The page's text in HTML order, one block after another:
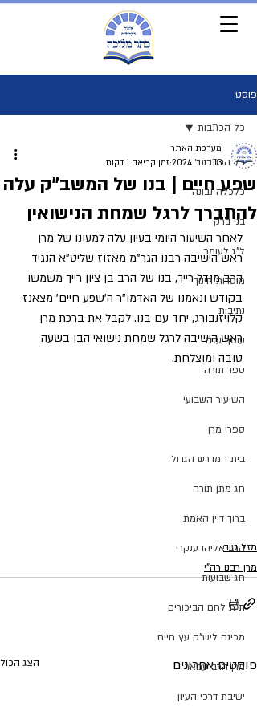
פוסט
כל הכתבות
כלכלה נבונה
בני ברק
ל"ג לעומר
מוסדות חינוך
נתיבות
עוטף עזה
ספר תורה
השיעור השבועי
ספרי מרן
בית המדרש הגדול
חג מתן תורה
ברוך דיין האמת
הרב אליהו ענקרי
חג שבועות
ת"ת לחם הביכורים
מכינה ליש"ק עץ חיים
מרן הרב עמאר
ישיבת דרכי העיון
כל הכתבות
שפע חיים | בנו של המשב"ק עלה
להתברך לרגל שמחת הנישואין
מערכת האתר
13 בנוב׳ 2024
זמן קריאה 1 דקות
לאחר השיעור היומי בעיון עלה למעונו של מרן
ראש הישיבה רבנו הגר"מ מאזוז שליט"א הנגיד
הרב מנדל רייך, בנו של הרב בן ציון רייך משמשו
בקודש ונאמנו של האדמו"ר ה'שפע חיים' מצאנז
קלויזנבורג, יחד עם בנו. לקבל את ברכת מרן
ראש הישיבה לרגל שמחת נישואי הבן בשעה
טובה ומוצלחת.
מזל טוב
מרן רבנו רה"י
פוסטים אחרונים הצג הכול